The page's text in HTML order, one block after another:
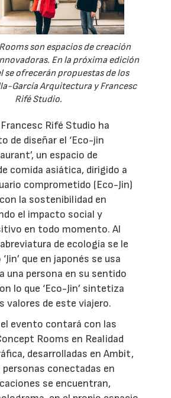
son espacios de creación
En la próxima edición
se ofrecerán propuestas de los
García Arquitectura y Francesc
Rifé Studio.
Rifé Studio ha
de diseñar el ‘Eco-jin
un espacio de
comida asiática, dirigido a
comprometido (Eco-Jin)
la sostenibilidad en
el impacto social y
en todo momento. Al
de ecología se le
que en japonés se usa
una persona en su sentido
lo que ‘Eco-Jin’ sintetiza
valores de este viajero.
evento contará con las
Rooms en Realidad
desarrolladas en Ambit,
personas conectadas en
se encuentran,